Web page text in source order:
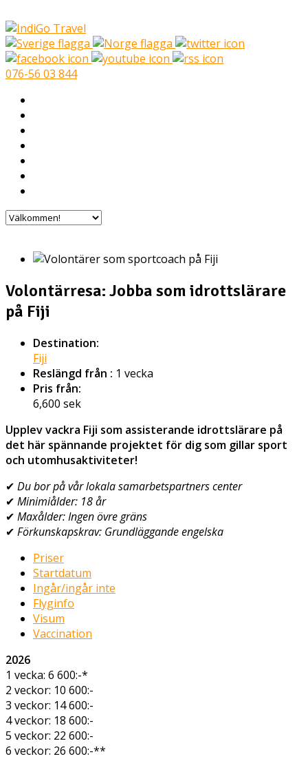
076-56 03 844
Volontärresa: Jobba som idrottslärare
på Fiji
Destination:
Fiji
Reslängd från : 1 vecka
Pris från:
6,600 sek
Upplev vackra Fiji som assisterande idrottslärare på
det här spännande projektet för dig som gillar sport
och utomhusaktiviteter!
✔ Du bor på vår lokala samarbetspartners center
✔ Minimiålder: 18 år
✔ Maxålder: Ingen övre gräns
✔ Förkunskapskrav: Grundläggande engelska
Priser
Startdatum
Ingår/ingår inte
Flyginfo
Visum
Vaccination
2026
1 vecka: 6 600:-*
2 veckor: 10 600:-
3 veckor: 14 600:-
4 veckor: 18 600:-
5 veckor: 22 600:-
6 veckor: 26 600:-**